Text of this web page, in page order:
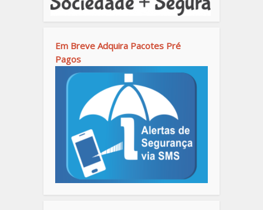
Em Breve Adquira Pacotes Pré
Pagos